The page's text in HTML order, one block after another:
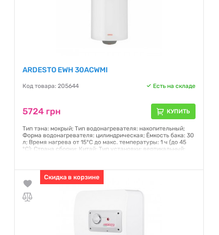
ARDESTO EWH 30ACWMI
Код товара: 205644 Есть на складе
5724 грн КУПИТЬ
Тип тэна: мокрый; Тип водонагревателя: накопительный;
Форма водонагревателя: цилиндрическая; Ёмкость бака: 30
л; Время нагрева от 15°С до макс. температуры: 1 ч (до 45
°C); Страна сборки: Китай; Тип установки: вертикальный;
Гарантия:12 месяцев
Скидка в корзине